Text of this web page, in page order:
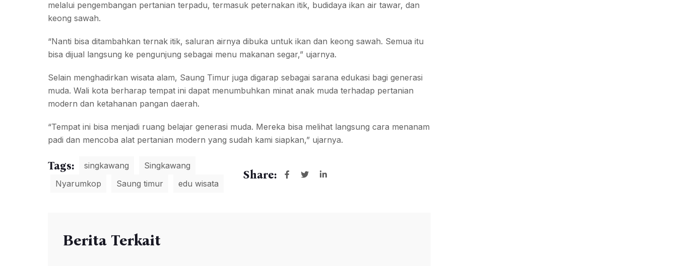
melalui pengembangan pertanian terpadu, termasuk peternakan itik, budidaya ikan air tawar, dan
keong sawah.
“Nanti bisa ditambahkan ternak itik, saluran airnya dibuka untuk ikan dan keong sawah. Semua itu
bisa dijual langsung ke pengunjung sebagai menu makanan segar,” ujarnya.
Selain menghadirkan wisata alam, Saung Timur juga digarap sebagai sarana edukasi bagi generasi
muda. Wali kota berharap tempat ini dapat menumbuhkan minat anak muda terhadap pertanian
modern dan ketahanan pangan daerah.
“Tempat ini bisa menjadi ruang belajar generasi muda. Mereka bisa melihat langsung cara menanam
padi dan mencoba alat pertanian modern yang sudah kami siapkan,” ujarnya.
Tags: singkawang
Singkawang
Nyarumkop
Saung timur edu wisata
Share:
Berita Terkait